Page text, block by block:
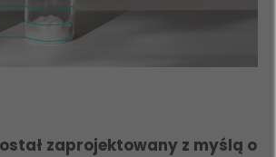
zaprojektowany z myślą o